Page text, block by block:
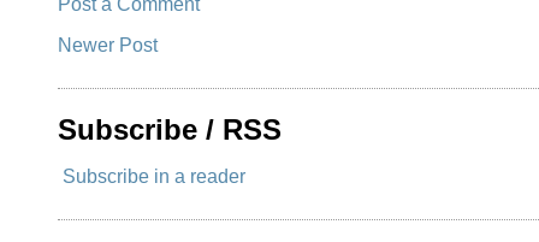
Newer Post
Subscribe / RSS
Subscribe in a reader